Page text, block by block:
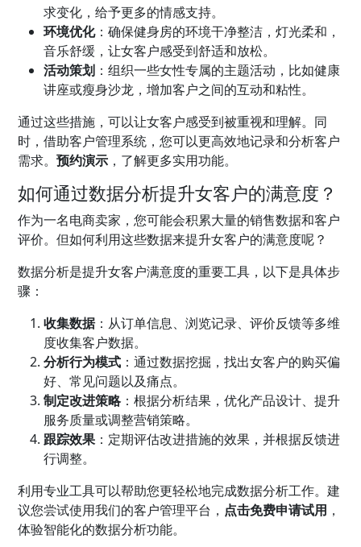
求变化，给予更多的情感支持。
环境优化：确保健身房的环境干净整洁，灯光柔和，
音乐舒缓，让女客户感受到舒适和放松。
活动策划 ：组织一些女性专属的主题活动，比如健康
讲座或瘦身沙龙，增加客户之间的互动和粘性。
通过这些措施，可以让女客户感受到被重视和理解。同
时，借助客户管理系统，您可以更高效地记录和分析客户
需求。预约演示 ，了解更多实用功能。
如何通过数据分析提升女客户的满意度？
作为一名电商卖家，您可能会积累大量的销售数据和客户
评价。但如何利用这些数据来提升女客户的满意度呢？
数据分析是提升女客户满意度的重要工具，以下是具体步
骤：
收集数据：从订单信息、浏览记录、评价反馈等多维
度收集客户数据。
分析行为模式 ：通过数据挖掘，找出女客户的购买偏
好、常见问题以及痛点。
制定改进策略：根据分析结果，优化产品设计、提升
服务质量或调整营销策略。
跟踪效果 ：定期评估改进措施的效果，并根据反馈进
行调整。
利用专业工具可以帮助您更轻松地完成数据分析工作。建
议您尝试使用我们的客户管理平台， 点击免费申请试用 ，
体验智能化的数据分析功能。